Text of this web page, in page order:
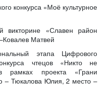
конкурса «Моё культурное
«Славен район
Матвей
этапа Цифрового
чтецов «Никто не
проекта «Грани
– Тюкалова Юлия, 2 место –